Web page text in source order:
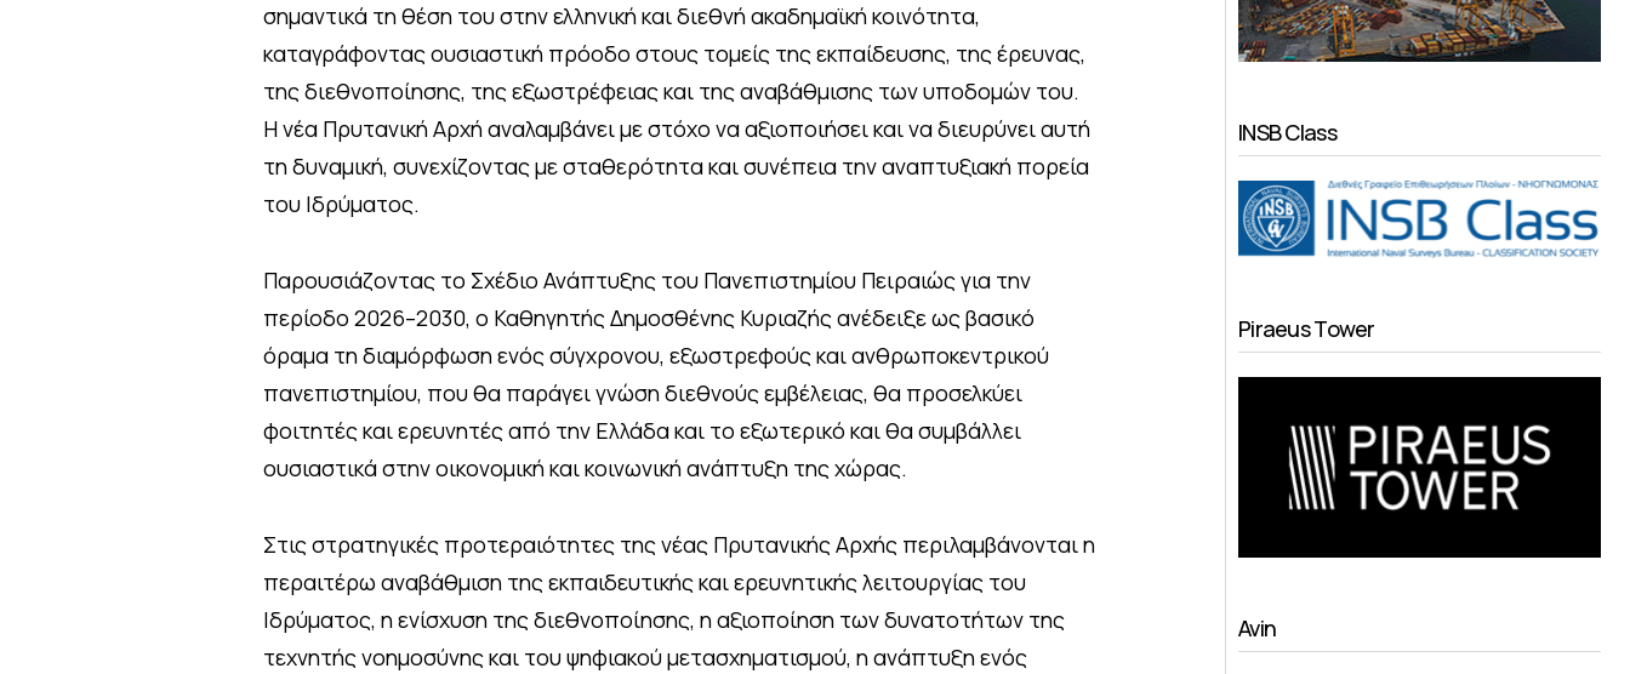
σημαντικά τη θέση του στην ελληνική και διεθνή ακαδημαϊκή κοινότητα,
καταγράφοντας ουσιαστική πρόοδο στους τομείς της εκπαίδευσης, της έρευνας,
της διεθνοποίησης, της εξωστρέφειας και της αναβάθμισης των υποδομών του.
Η νέα Πρυτανική Αρχή αναλαμβάνει με στόχο να αξιοποιήσει και να διευρύνει αυτή
τη δυναμική, συνεχίζοντας με σταθερότητα και συνέπεια την αναπτυξιακή πορεία
του Ιδρύματος.
Παρουσιάζοντας το Σχέδιο Ανάπτυξης του Πανεπιστημίου Πειραιώς για την
περίοδο 2026–2030, ο Καθηγητής Δημοσθένης Κυριαζής ανέδειξε ως βασικό
όραμα τη διαμόρφωση ενός σύγχρονου, εξωστρεφούς και ανθρωποκεντρικού
πανεπιστημίου, που θα παράγει γνώση διεθνούς εμβέλειας, θα προσελκύει
φοιτητές και ερευνητές από την Ελλάδα και το εξωτερικό και θα συμβάλλει
ουσιαστικά στην οικονομική και κοινωνική ανάπτυξη της χώρας.
Στις στρατηγικές προτεραιότητες της νέας Πρυτανικής Αρχής περιλαμβάνονται η
περαιτέρω αναβάθμιση της εκπαιδευτικής και ερευνητικής λειτουργίας του
Ιδρύματος, η ενίσχυση της διεθνοποίησης, η αξιοποίηση των δυνατοτήτων της
τεχνητής νοημοσύνης και του ψηφιακού μετασχηματισμού, η ανάπτυξη ενός
INSB Class
Piraeus Tower
Avin